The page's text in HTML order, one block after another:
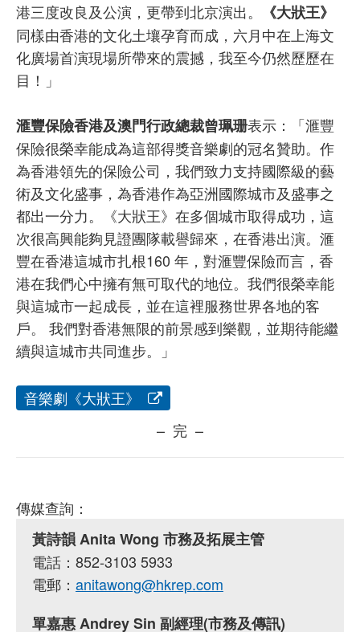
港三度改良及公演，更帶到北京演出。
《大狀王》
同樣由香港的文化土壤孕育而成，六月中在上海文
化廣場首演現場所帶來的震撼，我至今仍然歷歷在
目！」
滙豐保險香港及澳門行政總裁曾珮珊表示：「滙豐
保險很榮幸能成為這部得獎音樂劇的冠名贊助。作
為香港領先的保險公司，我們致力支持國際級的藝
術及文化盛事，為香港作為亞洲國際城市及盛事之
都出一分力。《大狀王》在多個城市取得成功，這
次很高興能夠見證團隊載譽歸來，在香港出演。滙
豐在香港這城市扎根160 年，對滙豐保險而言，香
港在我們心中擁有無可取代的地位。我們很榮幸能
與這城市一起成長，並在這裡服務世界各地的客
戶。 我們對香港無限的前景感到樂觀，並期待能繼
續與這城市共同進步。」
音樂劇《大狀王》
– 完 –
傳媒查詢：
黃詩韻 Anita Wong 市務及拓展主管
電話：852-3103 5933
電郵： anitawong@hkrep.com
單嘉惠 Andrey Sin 副經理(市務及傳訊)